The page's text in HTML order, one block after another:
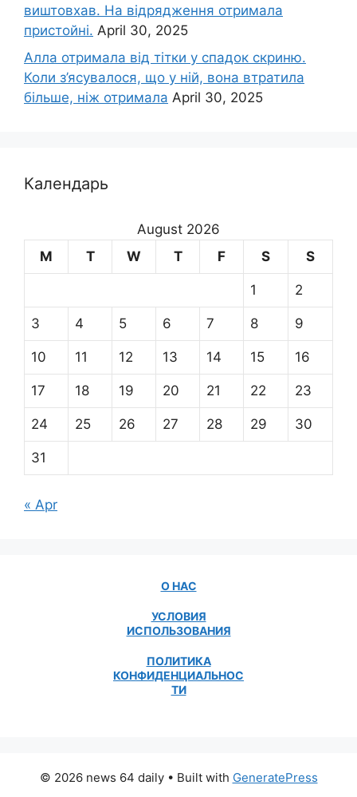
виштовхав. На відрядження отримала
пристойні. April 30, 2025
Алла отримала від тітки у спадок скриню.
Коли з’ясувалося, що у ній, вона втратила
більше, ніж отримала April 30, 2025
Календарь
August 2026
M
T W T F S S
1 2
3 4 5 6 7 8 9
10 11 12 13 14 15 16
17 18 19 20 21 22 23
24 25 26 27 28 29 30
31
« Apr
О НАС
УСЛОВИЯ
ИСПОЛЬЗОВАНИЯ
ПОЛИТИКА
КОНФИДЕНЦИАЛЬНОС
ТИ
© 2026 news 64 daily• Built with GeneratePress